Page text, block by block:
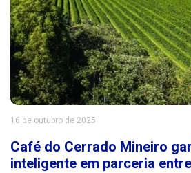
16 de outubro de 2025
Café do Cerrado Mineiro
inteligente em parceria